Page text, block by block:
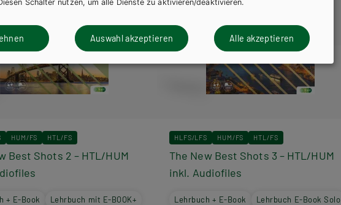
HUM/FS HTL/FS
Best Shots 2 – HTL/HUM
+ E-Book
Lehrbuch mit E-BOOK+
HLFS/LFS HUM/FS HTL/FS
The New Best Shots 3 – HTL/HUM
inkl. Audiofiles
Lehrbuch + E-Book
Lehrbuch E-Book Solo
Schalter nutzen, um alle Dienste zu aktivieren/deaktivieren.
Auswahl akzeptieren Alle akzeptieren